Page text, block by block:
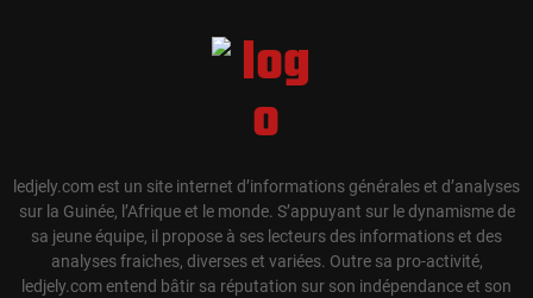
ledjely.com est un site internet d’informations générales et d’analyses
sur la Guinée, l’Afrique et le monde. S’appuyant sur le dynamisme de
sa jeune équipe, il propose à ses lecteurs des informations et des
analyses fraiches, diverses et variées. Outre sa pro-activité,
ledjely.com entend bâtir sa réputation sur son indépendance et son